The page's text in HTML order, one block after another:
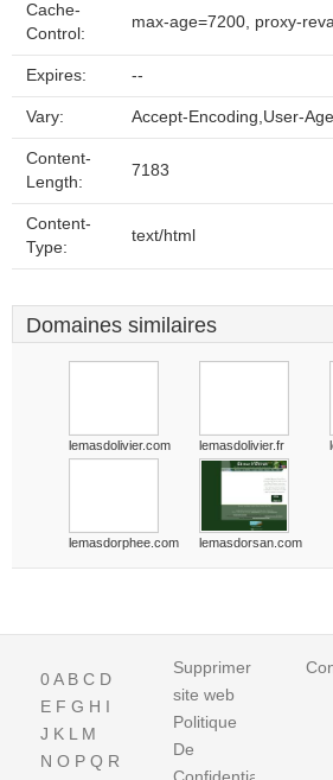
Cache-
Control:
max-age=7200, proxy-
Expires: --
Vary: Accept-Encoding,User-
Content-
Length:
7183
Content-
Type:
text/html
Domaines similaires
lemasdolivier.com lemasdolivier.fr
lemasdorphee.com lemasdorsan.com
0A B C D
E F G H I
J K L M
N O P Q R
Supprimer
site web
Politique
De